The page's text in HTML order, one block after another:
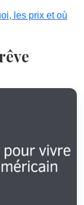
les prix et où